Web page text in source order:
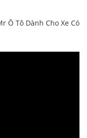
Ô Tô Dành Cho Xe Có